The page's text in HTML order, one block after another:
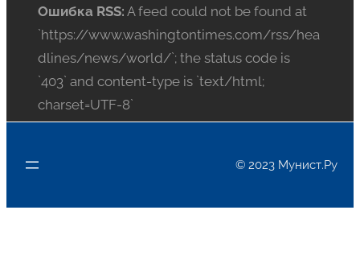
Ошибка RSS: A feed could not be found at
`https://www.washingtontimes.com/rss/hea
dlines/news/world/`; the status code is
`403` and content-type is `text/html;
charset=UTF-8`
© 2023 Мунист.Ру